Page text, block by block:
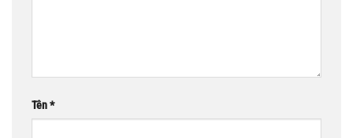
Tên*